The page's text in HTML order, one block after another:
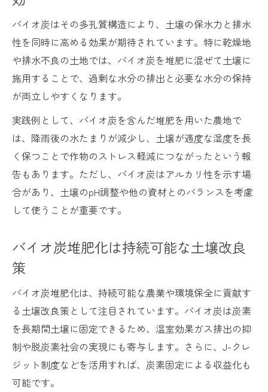
バイオ炭はその多孔質構造により、土壌の保水力と排水
性を同時に高める効果が期待されています。特に乾燥地
や排水不良の土地では、バイオ炭を堆肥に混ぜて土壌に
施用することで、過剰な水分の排出と必要な水分の保持
が両立しやすくなります。
実践例として、バイオ炭を含んだ堆肥を用いた農地で
は、降雨後の水たまりが減少し、土壌が適度な湿度を長
く保つことで作物のストレス軽減につながったという報
告もあります。ただし、バイオ炭はアルカリ性を示す場
合があり、土壌のpH調整や他の資材とのバランスを考慮
して使うことが重要です。
バイオ炭堆肥化は持続可能な土壌改良
策
バイオ炭堆肥化は、持続可能な農業や環境保全に貢献す
る土壌改良策として注目されています。バイオ炭は炭素
を長期間土壌に固定できるため、温室効果ガス排出の抑
制や脱炭素社会の実現にも寄与します。さらに、J-クレ
ジット制度などを活用すれば、炭素固定による収益化も
可能です。